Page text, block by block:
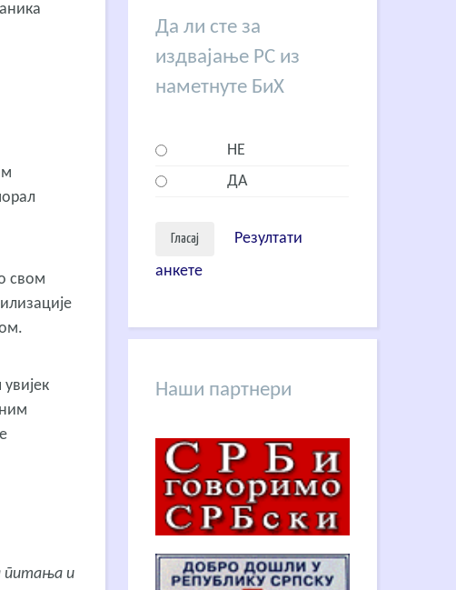
свом
питања и
Да ли сте за
издвајање РС из
наметнуте БиХ
НЕ
ДА
Резултати
анкете
Наши партнери